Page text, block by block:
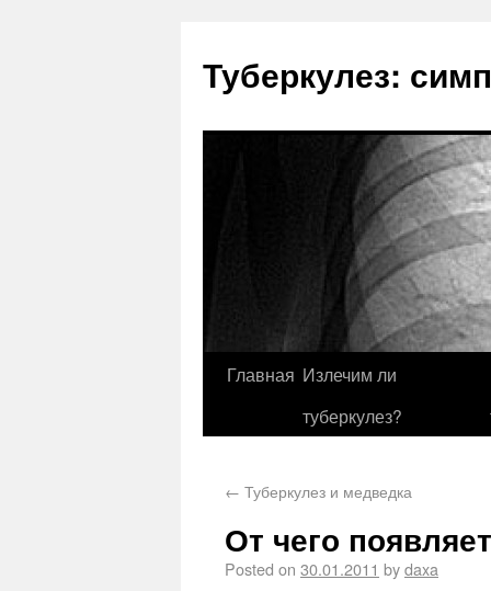
Туберкулез:
Главная Излечим ли
туберкулез?
← Туберкулез и медведка
От чего
Posted on 30.01.2011 bydaxa